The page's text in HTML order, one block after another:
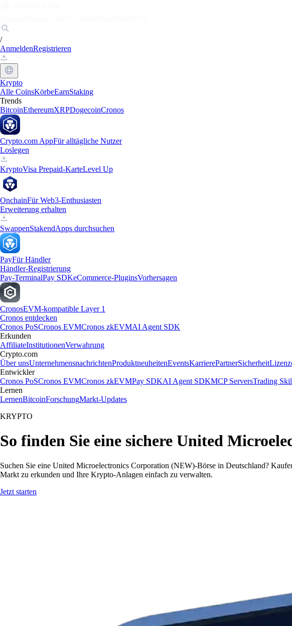
/
AnmeldenRegistrieren
Krypto
Alle CoinsKörbeEarnStaking
Trends
BitcoinEthereumXRPDogecoinCronos
Crypto.com AppFür alltägliche Nutzer
Loslegen
KryptoVisa Prepaid-KarteLevel Up
OnchainFür Web3-Enthusiasten
Erweiterung erhalten
SwappenStakendApps durchsuchen
PayFür Händler
Händler-Registrierung
Pay-TerminalPay SDKeCommerce-PluginsVorhersagen
CronosEVM-kompatible Layer 1
Cronos entdecken
Cronos PoSCronos EVMCronos zkEVMAI Agent SDK
Erkunden
AffiliateInstitutionenVerwahrung
Crypto.com
Über unsUnternehmensnachrichtenProduktneuheitenEventsKarrierePartnerSicherheit
Entwickler
Cronos PoSCronos EVMCronos zkEVMPay SDKAI Agent SDKMCP ServersTrading
Lernen
LernenBitcoinForschungMarkt-Updates
KRYPTO
So finden Sie eine sichere United
Suchen Sie eine United Microelectronics Corporation (NEW)-Börse in Deutschland?
Markt zu erkunden und Ihre Krypto-Anlagen einfach zu verwalten.
Jetzt starten